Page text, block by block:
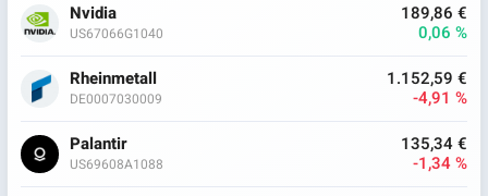
Nvidia
US67066G1040
189,86 €
0,06 %
Rheinmetall
DE0007030009
1.152,59 €
-4,91 %
Palantir
US69608A1088
135,34 €
-1,34 %